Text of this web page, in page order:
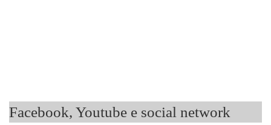
Facebook, Youtube e social network